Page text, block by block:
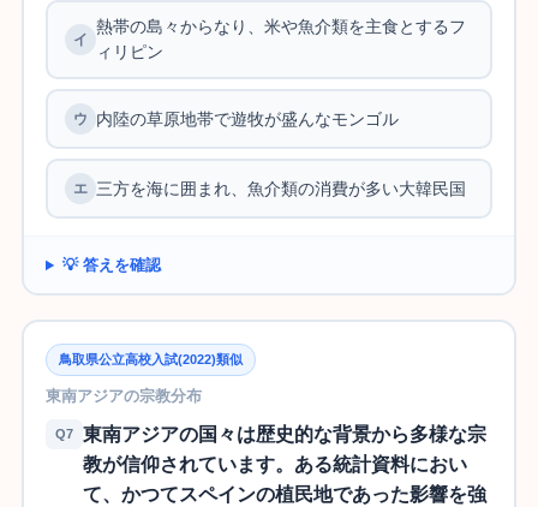
熱帯の島々からなり、米や魚介類を主食とするフ
ィリピン
内陸の草原地帯で遊牧が盛んなモンゴル
三方を海に囲まれ、魚介類の消費が多い大韓民国
💡 答えを確認
鳥取県公立高校入試(2022)類似
東南アジアの宗教分布
Q7
東南アジアの国々は歴史的な背景から多様な宗
教が信仰されています。ある統計資料におい
て、かつてスペインの植民地であった影響を強